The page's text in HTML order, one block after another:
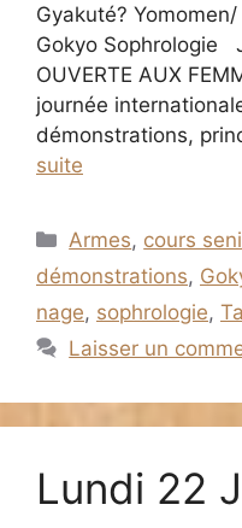
Gyakuté?
Gokyo Sophrologie
OUVERTE AUX
journée
démonstrations,
suite
Catégories
Armes, cours
démonstrations,
nage, sophrologie,
Laisser un
Lundi 22